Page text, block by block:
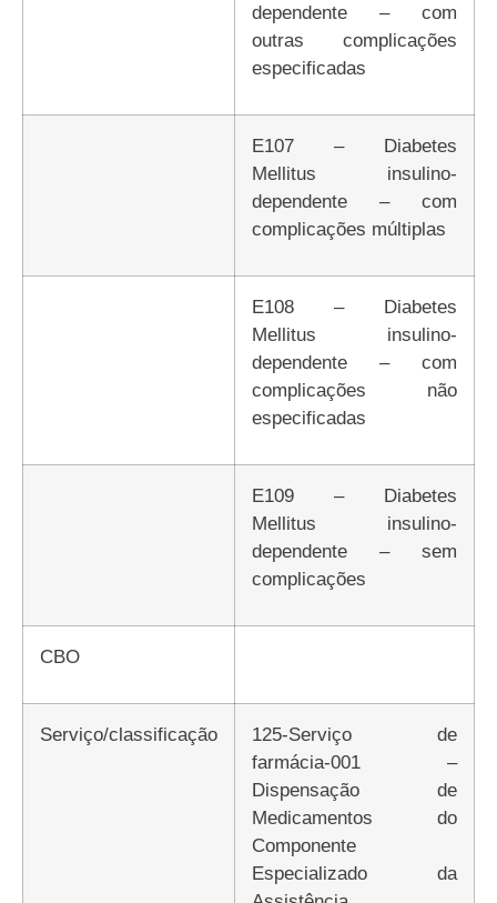
dependente – com
outras complicações
especificadas
E107 – Diabetes
Mellitus insulino-
dependente – com
complicações múltiplas
E108 – Diabetes
Mellitus insulino-
dependente – com
complicações não
especificadas
E109 – Diabetes
Mellitus insulino-
dependente – sem
complicações
CBO
Serviço/classificação
125-Serviço de
farmácia-001 –
Dispensação de
Medicamentos do
Componente
Especializado da